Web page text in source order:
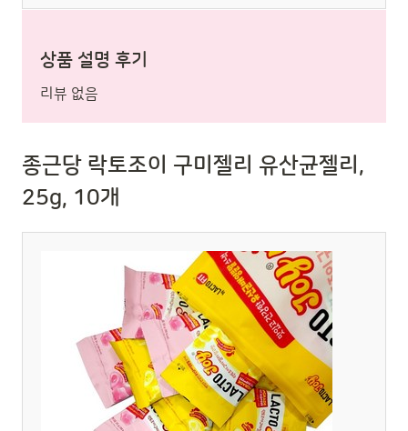
상품 설명 후기
리뷰 없음
종근당 락토조이 구미젤리 유산균젤리,
25g, 10개